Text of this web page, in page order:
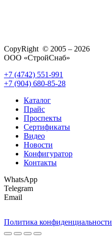
CopyRight © 2005 – 2026
ООО «СтройСнаб»
+7 (4742) 551-991
+7 (904) 680-85-28
Каталог
Прайс
Проспекты
Сертификаты
Видео
Новости
Конфигуратор
Контакты
WhatsApp
Telegram
Email
Политика конфиденциальности